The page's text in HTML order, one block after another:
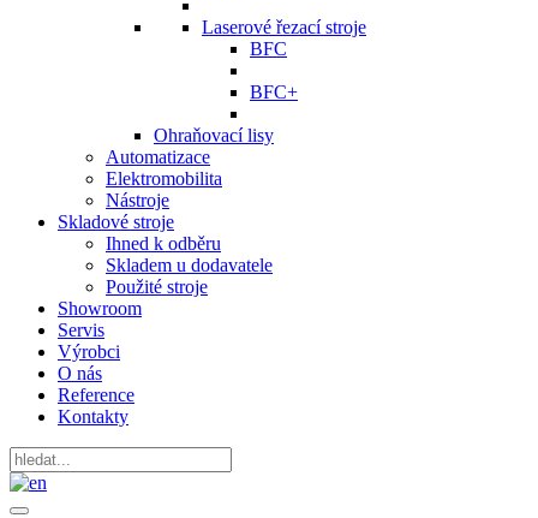
Laserové řezací stroje
BFC
BFC+
Ohraňovací lisy
Automatizace
Elektromobilita
Nástroje
Skladové stroje
Ihned k odběru
Skladem u dodavatele
Použité stroje
Showroom
Servis
Výrobci
O nás
Reference
Kontakty